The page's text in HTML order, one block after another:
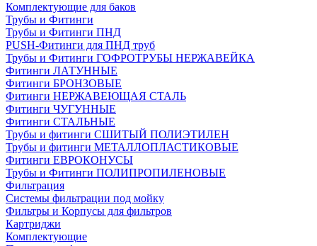
Комплектующие для баков
Трубы и Фитинги
Трубы и Фитинги ПНД
PUSH-Фитинги для ПНД труб
Трубы и Фитинги ГОФРОТРУБЫ НЕРЖАВЕЙКА
Фитинги ЛАТУННЫЕ
Фитинги БРОНЗОВЫЕ
Фитинги НЕРЖАВЕЮЩАЯ СТАЛЬ
Фитинги ЧУГУННЫЕ
Фитинги СТАЛЬНЫЕ
Трубы и фитинги СШИТЫЙ ПОЛИЭТИЛЕН
Трубы и фитинги МЕТАЛЛОПЛАСТИКОВЫЕ
Фитинги ЕВРОКОНУСЫ
Трубы и Фитинги ПОЛИПРОПИЛЕНОВЫЕ
Фильтрация
Системы фильтрации под мойку
Фильтры и Корпусы для фильтров
Картриджи
Комплектующие